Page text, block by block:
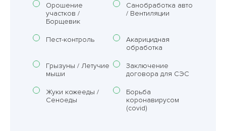
Орошение
участков /
Борщевик
Санобработка авто
/ Вентиляции
Пест-контроль
Акарицидная
обработка
Грызуны / Летучие
мыши
Заключение
договора для СЭС
Жуки кожееды /
Сеноеды
Борьба
коронавирусом
(covid)